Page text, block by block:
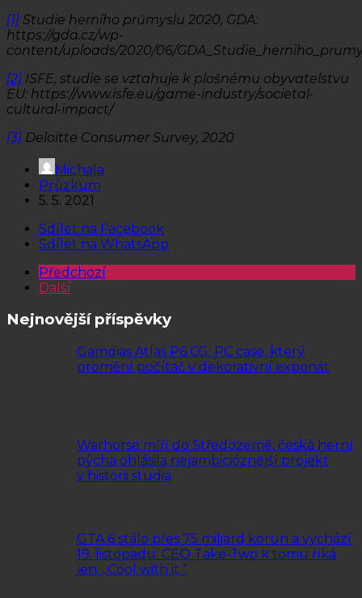
[1] Studie herního průmyslu 2020, GDA:
https://gda.cz/wp-
content/uploads/2020/06/
[2] ISFE, studie se vztahuje k plošnému obyvatelstvu
EU: https://www.isfe.eu/game-industry/societal-
cultural-impact/
[3] Deloitte Consumer Survey, 2020
Michala
Průzkum
5. 5. 2021
Sdílet na Facebook
Sdílet na WhatsApp
Předchozí
Další
Nejnovější příspěvky
Gamdias Atlas P6 CG: PC case, který
promění počítač v dekorativní exponát
Warhorse míří do Středozemě, česká herní
pýcha ohlásila nejambicióznější projekt
v historii studia
GTA 6 stálo přes 75 miliard korun a vychází
19. listopadu. CEO Take-Two k tomu říká
jen: „Cool with it.“